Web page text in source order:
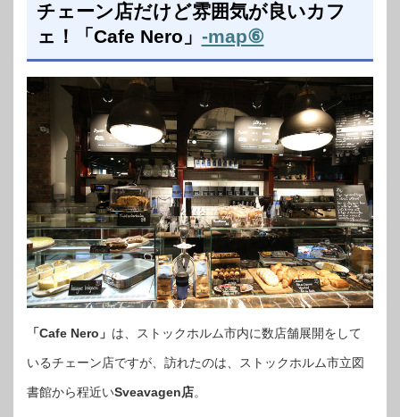
チェーン店だけど雰囲気が良いカフ
ェ！「Cafe Nero」 -map⑥
「Cafe Nero」 は、ストックホルム市内に数店舗展開をして
いるチェーン店ですが、訪れたのは、ストックホルム市立図
書館から程近いSveavagen店。